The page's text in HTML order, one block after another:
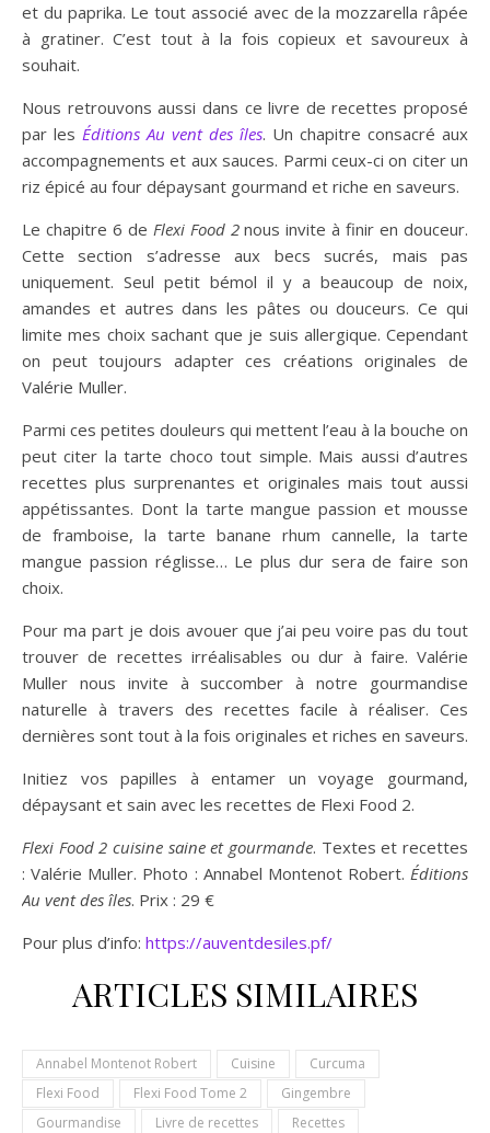
et du paprika. Le tout associé avec de la mozzarella râpée
à gratiner. C’est tout à la fois copieux et savoureux à
souhait.
Nous retrouvons aussi dans ce livre de recettes proposé
par les Éditions Au vent des îles. Un chapitre consacré aux
accompagnements et aux sauces. Parmi ceux-ci on citer un
riz épicé au four dépaysant gourmand et riche en saveurs.
Le chapitre 6 de Flexi Food 2nous invite à finir en douceur.
Cette section s’adresse aux becs sucrés, mais pas
uniquement. Seul petit bémol il y a beaucoup de noix,
amandes et autres dans les pâtes ou douceurs. Ce qui
limite mes choix sachant que je suis allergique. Cependant
on peut toujours adapter ces créations originales de
Valérie Muller.
Parmi ces petites douleurs qui mettent l’eau à la bouche on
peut citer la tarte choco tout simple. Mais aussi d’autres
recettes plus surprenantes et originales mais tout aussi
appétissantes. Dont la tarte mangue passion et mousse
de framboise, la tarte banane rhum cannelle, la tarte
mangue passion réglisse… Le plus dur sera de faire son
choix.
Pour ma part je dois avouer que j’ai peu voire pas du tout
trouver de recettes irréalisables ou dur à faire. Valérie
Muller nous invite à succomber à notre gourmandise
naturelle à travers des recettes facile à réaliser. Ces
dernières sont tout à la fois originales et riches en saveurs.
Initiez vos papilles à entamer un voyage gourmand,
dépaysant et sain avec les recettes de Flexi Food 2.
Flexi Food 2 cuisine saine et gourmande. Textes et recettes
: Valérie Muller. Photo : Annabel Montenot Robert. Éditions
Au vent des îles. Prix : 29 €
Pour plus d’info: https://auventdesiles.pf/
ARTICLES SIMILAIRES
Annabel Montenot Robert Cuisine
Curcuma
Flexi Food
Flexi Food Tome 2
Gingembre
Gourmandise
Livre de recettes
Recettes